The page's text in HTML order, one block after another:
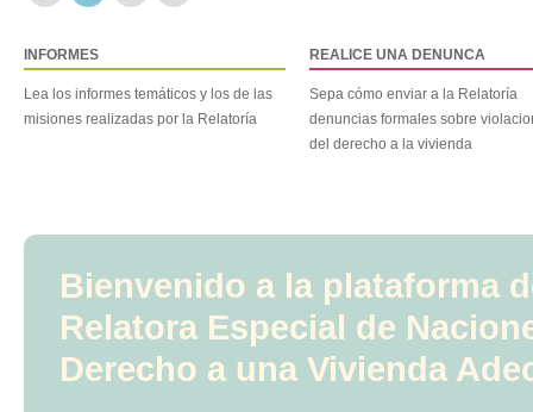
INFORMES
Lea los informes temáticos y los de las
misiones realizadas por la Relatoría
REALICE UNA DENUNCA
Sepa cómo enviar a la Relatoría
denuncias formales sobre
del derecho a la vivienda
Bienvenido a la plataforma
Relatora Especial de
Derecho a una Vivienda